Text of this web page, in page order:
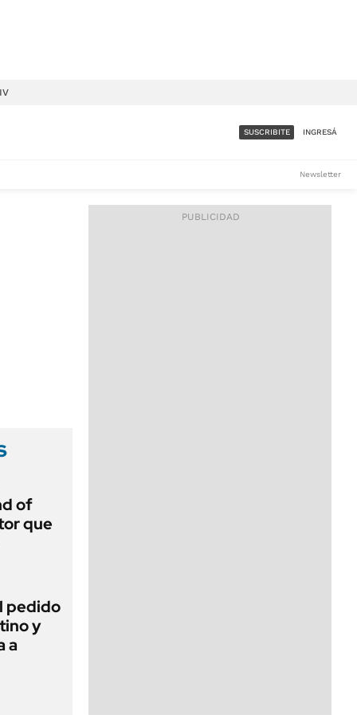
ACCESO FULL - $1.800/MES
SUSCRIBITE INGRESÁ
Newsletter
of
que
pedido
y
a